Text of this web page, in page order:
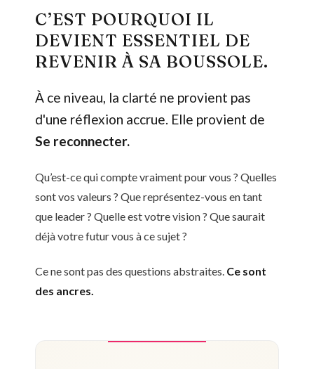
C’EST POURQUOI IL
DEVIENT ESSENTIEL DE
REVENIR À SA BOUSSOLE.
À ce niveau, la clarté ne provient pas
d'une réflexion accrue. Elle provient de
Se reconnecter.
Qu’est-ce qui compte vraiment pour vous ? Quelles
sont vos valeurs ? Que représentez-vous en tant
que leader ? Quelle est votre vision ? Que saurait
déjà votre futur vous à ce sujet ?
Ce ne sont pas des questions abstraites. Ce sont
des ancres.